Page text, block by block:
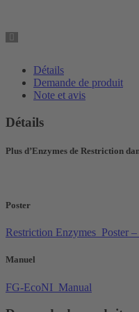
Détails
Demande de produit
Note et avis
Détails
Plus d’Enzymes de Restriction
Poster
Restriction Enzymes_Poster
Manuel
FG-EcoNI_Manual